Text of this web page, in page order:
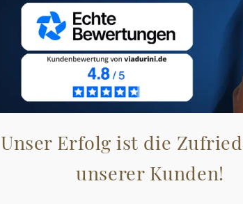
Unser Erfolg ist die
unserer Kunden!